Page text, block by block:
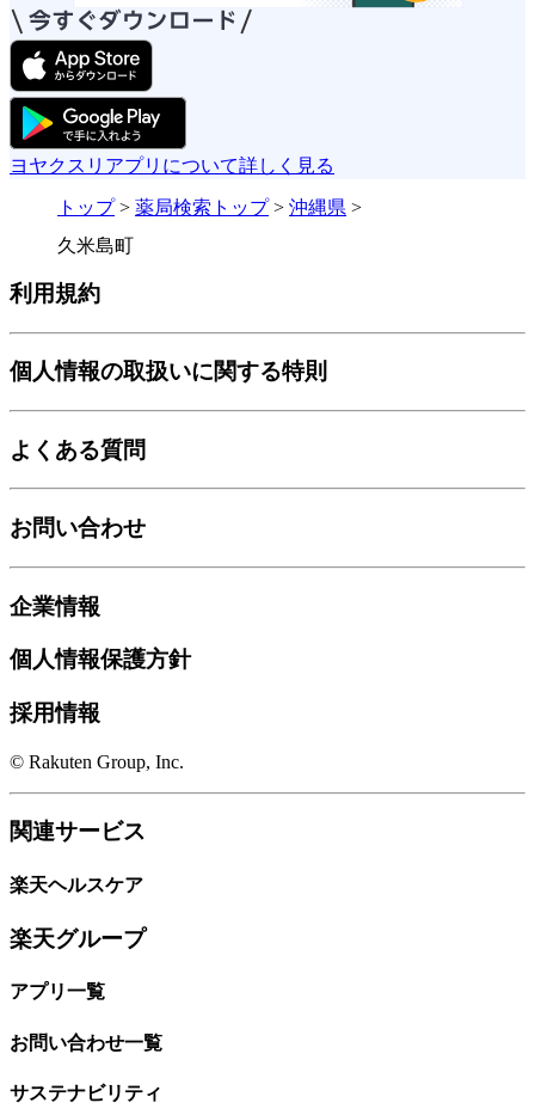
ヨヤクスリアプリについて詳しく見る
トップ> 薬局検索トップ> 沖縄県 >
久米島町
利用規約
個人情報の取扱いに関する特則
よくある質問
お問い合わせ
企業情報
個人情報保護方針
採用情報
© Rakuten Group, Inc.
関連サービス
楽天ヘルスケア
楽天グループ
アプリ一覧
お問い合わせ一覧
サステナビリティ